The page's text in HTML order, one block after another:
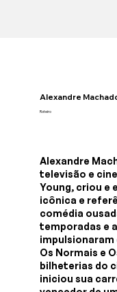
Alexandre
Roteiro
Alexandre
televisão e
Young, criou e
icônica e
comédia
temporadas e
Os Normais e
bilheterias do
iniciou sua